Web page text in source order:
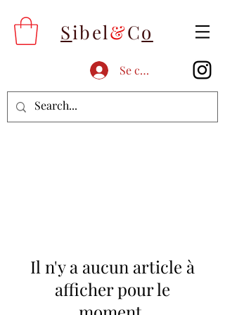
Sibel&Co
Se connecter
Il n'y a aucun article à
afficher pour le